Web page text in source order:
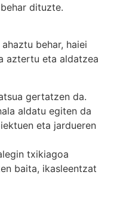
dituzte.
behar, haiei
aztertu eta aldatzea
gertatzen da.
aldatu egiten da
eta jardueren
txikiagoa
baita, ikasleentzat